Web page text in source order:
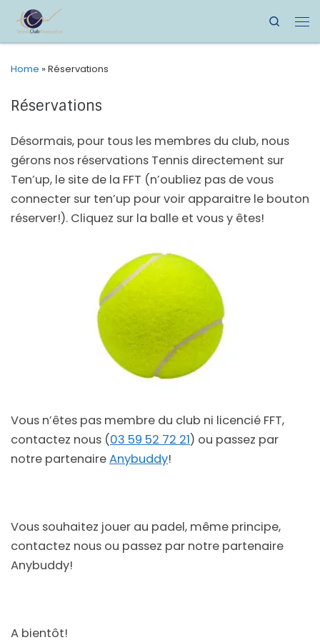
Search
Home »Réservations
Réservations
Désormais, pour tous les membres du club, nous
gérons nos réservations Tennis directement sur
Ten’up, le site de la FFT (n’oubliez pas de vous
connecter sur ten’up pour voir apparaitre le bouton
réserver!). Cliquez sur la balle et vous y êtes!
Vous n’êtes pas membre du club ni licencié FFT,
contactez nous (03 59 52 72 21) ou passez par
notre partenaireAnybuddy!
Vous souhaitez jouer au padel, même principe,
contactez nous ou passez par notre partenaire
Anybuddy!
A bientôt!